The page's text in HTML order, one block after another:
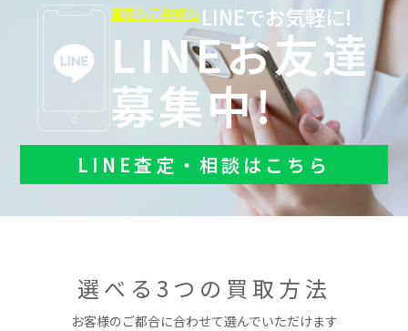
査定もご相談も LINEでお気軽に!
LINEお友達
募集中!
LINE査定・相談はこちら
選べる3つの買取方法
お客様のご都合に合わせて選んでいただけます